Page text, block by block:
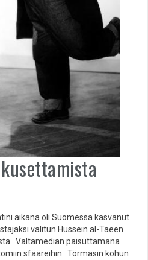
aikana oli Suomessa kasvanut
valitun Hussein al-Taeen
Valtamedian paisuttamana
sfääreihin. Törmäsin kohun